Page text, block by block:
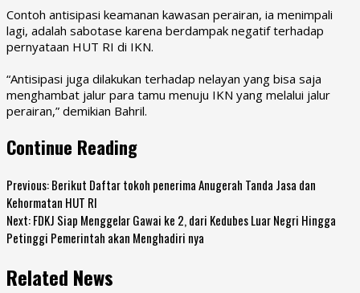
Contoh antisipasi keamanan kawasan perairan, ia menimpali
lagi, adalah sabotase karena berdampak negatif terhadap
pernyataan HUT RI di IKN.
“Antisipasi juga dilakukan terhadap nelayan yang bisa saja
menghambat jalur para tamu menuju IKN yang melalui jalur
perairan,” demikian Bahril.
Continue Reading
Previous:Berikut Daftar tokoh penerima Anugerah Tanda Jasa dan
Kehormatan HUT RI
Next:FDKJ Siap Menggelar Gawai ke 2, dari Kedubes Luar Negri Hingga
Petinggi Pemerintah akan Menghadiri nya
Related News